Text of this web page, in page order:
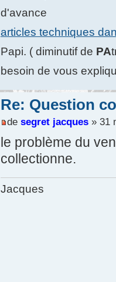
d'avance
articles techniques
Papi. ( diminutif de PA
besoin de vous
Re: Question
de segret jacques» 31
le problème du
collectionne.
Jacques